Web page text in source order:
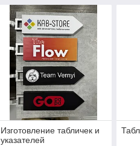
Изготовление табличек и
указателей